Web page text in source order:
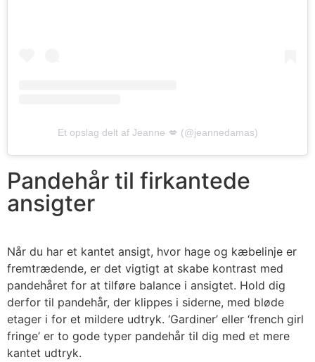
Pandehår til firkantede
ansigter
Når du har et kantet ansigt, hvor hage og kæbelinje er
fremtrædende, er det vigtigt at skabe kontrast med
pandehåret for at tilføre balance i ansigtet. Hold dig
derfor til pandehår, der klippes i siderne, med bløde
etager i for et mildere udtryk. ‘Gardiner’ eller ‘french girl
fringe’ er to gode typer pandehår til dig med et mere
kantet udtryk.
Et opslag delt af Jeanne 💋 (@jeannedamas)